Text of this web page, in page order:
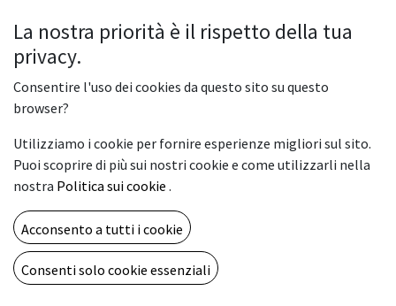
componente da lavorare per vaporizzare o modificare il
colore del materiale superficiale ed eseguire una marcatura
materiali, come plastiche e metalli, sui quali si possono
colorati.
industrie quando sono richieste
sono i principali tipi di incisori laser: laser CO2,
laser MOPA.
La nostra priorità è il rispetto della tua
privacy.
Consentire l'uso dei cookies da questo sito su questo
browser?
Utilizziamo i cookie per fornire esperienze migliori sul sito.
Puoi scoprire di più sui nostri cookie e come utilizzarli nella
nostra Politica sui cookie .
Acconsento a tutti i cookie
Consenti solo cookie essenziali